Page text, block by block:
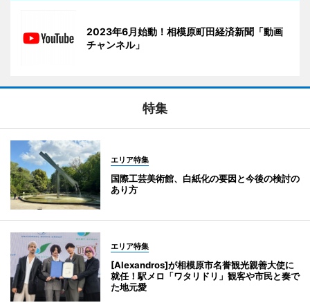
2023年6月始動！相模原町田経済新聞「動画
チャンネル」
特集
エリア特集
国際工芸美術館、白紙化の要因と今後の検討の
あり方
エリア特集
[Alexandros]が相模原市名誉観光親善大使に
就任！駅メロ「ワタリドリ」観客や市民と奏で
た地元愛